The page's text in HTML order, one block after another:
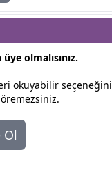
olmalısınız.
okuyabilir seçeneğini
Ol